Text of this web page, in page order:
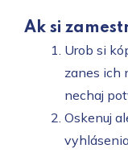
Ak si
Urob si
zanes ich
nechaj
Oskenuj